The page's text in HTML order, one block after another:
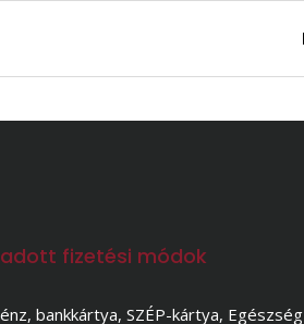
fizetési módok
bankkártya, SZÉP-kártya, Egészség